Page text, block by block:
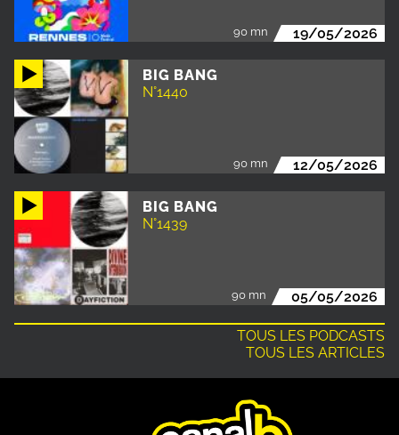
90 mn 19/05/2026
BIG BANG
N°1440
90 mn 12/05/2026
BIG BANG
N°1439
90 mn 05/05/2026
TOUS LES PODCASTS
TOUS LES ARTICLES